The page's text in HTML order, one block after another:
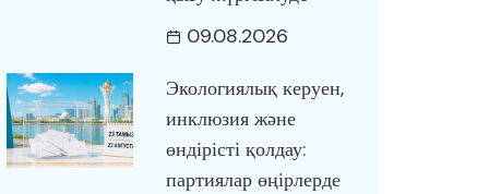
09.08.2026
Экологиялық керуен,
инклюзия және
өндірісті қолдау:
партиялар өңірлерде